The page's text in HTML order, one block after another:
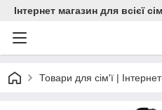
Інтернет магазин для всієї
Товари для сім'ї |